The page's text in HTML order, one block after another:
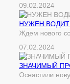
09.02.2024
НУЖЕН
Ждем нового
07.02.2024
ЗНАЧИМЫЙ
Оснастили